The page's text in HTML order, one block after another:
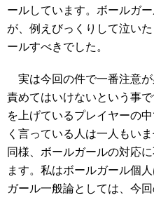
ールしています。ボールガ
が、例えびっくりして泣い
ールすべきでした。
実は今回の件で一番注意
責めてはいけないという事
を上げているプレイヤーの
く言っている人は一人もい
同様、ボールガールの対応
ます。私はボールガール個
ガール一般論としては、今